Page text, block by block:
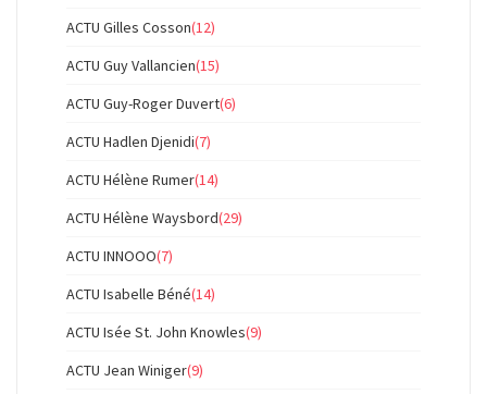
ACTU Gilles Cosson(12)
ACTU Guy Vallancien(15)
ACTU Guy-Roger Duvert(6)
ACTU Hadlen Djenidi(7)
ACTU Hélène Rumer(14)
ACTU Hélène Waysbord(29)
ACTU INNOOO(7)
ACTU Isabelle Béné(14)
ACTU Isée St. John Knowles(9)
ACTU Jean Winiger(9)